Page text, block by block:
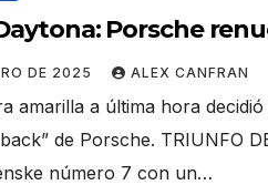
Porsche
DE 2025 ALEX CANFRAN
amarilla a última hora
de Porsche. TRIUNFO
número 7 con un…